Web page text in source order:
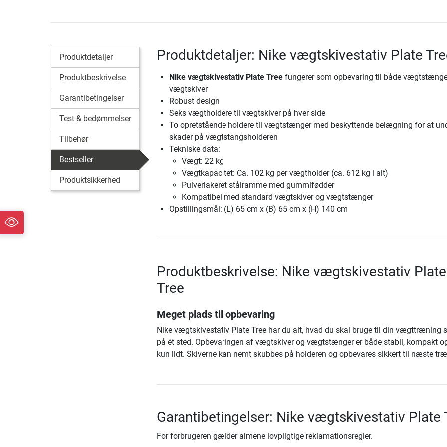
Produktdetaljer
Produktbeskrivelse
Garantibetingelser
Test & bedømmelser
Tilbehør
Bestseller
Produktsikkerhed
Produktdetaljer: Nike vægtskivestativ Plate
Nike vægtskivestativ Plate Treefungerer som opbevaring til både
vægtskiver
Robust design
Seks vægtholdere til vægtskiver på hver side
To opretstående holdere til vægtstænger med beskyttende belægning for at
skader på vægtstangsholderen
Tekniske data:
Vægt: 22 kg
Vægtkapacitet: Ca. 102 kg per vægtholder (ca. 612 kg i alt)
Pulverlakeret stålramme med gummifødder
Kompatibel med standard vægtskiver og vægtstænger
Opstillingsmål: (L) 65 cm x (B) 65 cm x (H) 140 cm
Produktbeskrivelse: Nike vægtskivestativ Plate
Tree
Meget plads til opbevaring
Nike vægtskivestativ Plate Tree har du alt, hvad du skal bruge til din vægttræning
på ét sted. Opbevaringen af vægtskiver og vægtstænger er både stabil, kompakt
kun lidt. Skiverne kan nemt skubbes på holderen og opbevares sikkert til næste
Garantibetingelser: Nike vægtskivestativ Plate
For forbrugeren gælder almene lovpligtige reklamationsregler.